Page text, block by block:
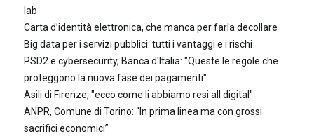
lab
Carta d’identità elettronica, che manca per farla decollare
Big data per i servizi pubblici: tutti i vantaggi e i rischi
PSD2 e cybersecurity, Banca d'Italia: "Queste le regole che
proteggono la nuova fase dei pagamenti"
Asili di Firenze, "ecco come li abbiamo resi all digital"
ANPR, Comune di Torino: “In prima linea ma con grossi
sacrifici economici”